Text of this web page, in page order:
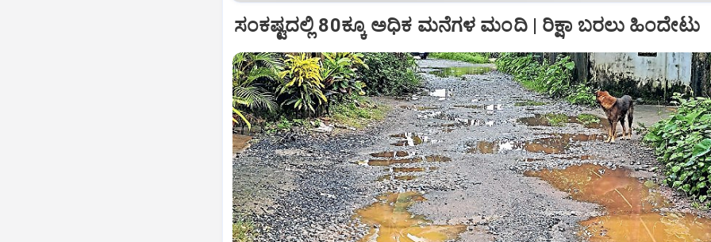
ಸಂಕಷ್ಟದಲ್ಲಿ 80ಕ್ಕೂ ಅಧಿಕ ಮನೆಗಳ ಮಂದಿ | ರಿಕ್ಷಾ ಬರಲು ಹಿಂದೇಟು